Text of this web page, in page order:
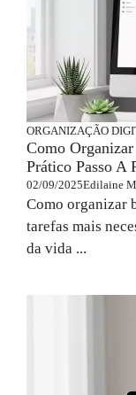
ORGANIZAÇÃO
Como
Prático Passo A
02/09/2025Edilaine
Como organizar
tarefas mais
da vida ...